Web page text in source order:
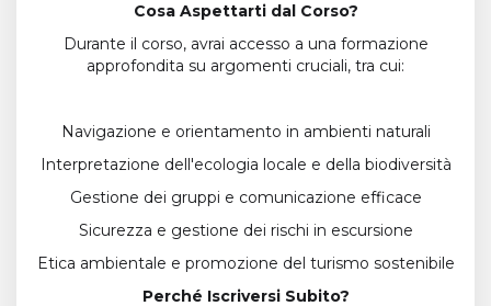
Cosa Aspettarti dal Corso?
Durante il corso, avrai accesso a una formazione
approfondita su argomenti cruciali, tra cui:
Navigazione e orientamento in ambienti naturali
Interpretazione dell'ecologia locale e della biodiversità
Gestione dei gruppi e comunicazione efficace
Sicurezza e gestione dei rischi in escursione
Etica ambientale e promozione del turismo sostenibile
Perché Iscriversi Subito?